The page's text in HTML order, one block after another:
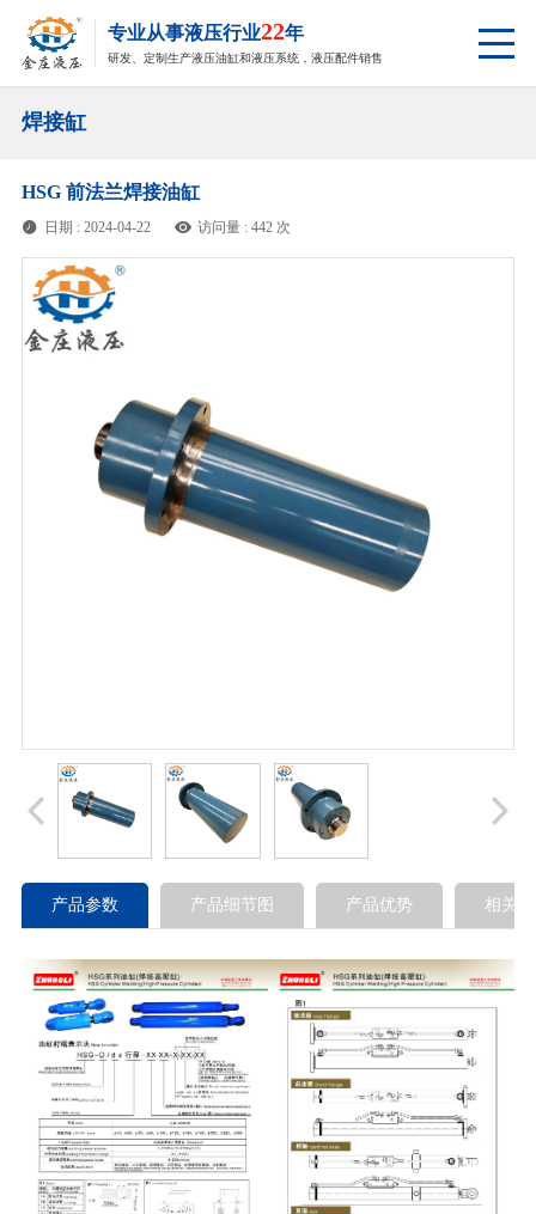
专业从事液压行业22年
研发、定制生产液压油缸和液压系统，液压配件销售
焊接缸
HSG 前法兰焊接油缸
 日期 : 2024-04-22  访问量 : 442 次
产品参数 产品细节图 产品优势 相关